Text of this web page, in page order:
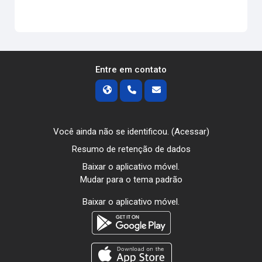
Entre em contato
Você ainda não se identificou. (Acessar)
Resumo de retenção de dados
Baixar o aplicativo móvel.
Mudar para o tema padrão
Baixar o aplicativo móvel.